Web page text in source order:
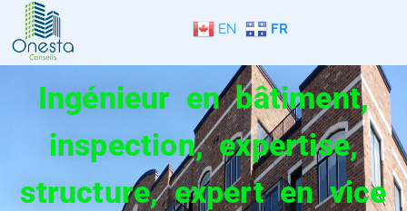
EN FR
Ingénieur en bâtiment,
inspection, expertise,
structure, expert en vice